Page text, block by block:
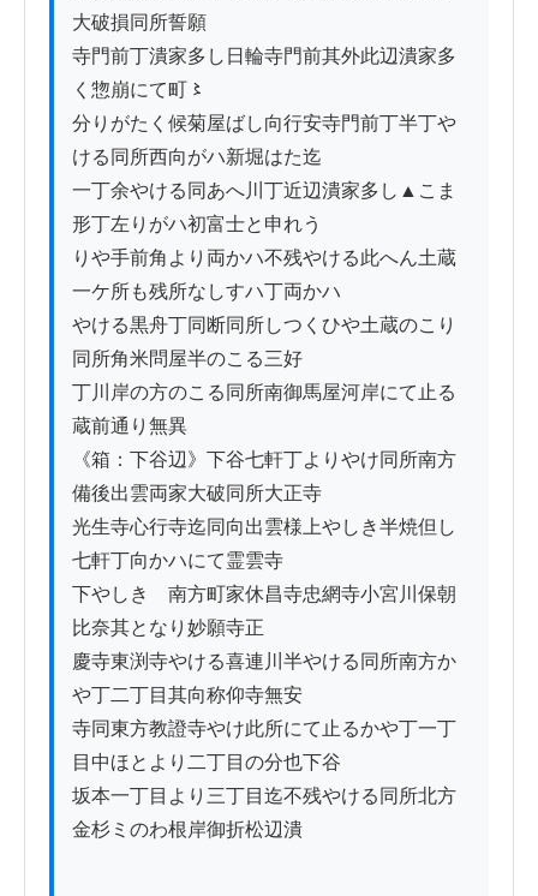
大破損同所誓願
寺門前丁潰家多し日輪寺門前其外此辺潰家多
く惣崩にて町〻
分りがたく候菊屋ばし向行安寺門前丁半丁や
ける同所西向がハ新堀はた迄
一丁余やける同あへ川丁近辺潰家多し▲こま
形丁左りがハ初富士と申れう
りや手前角より両かハ不残やける此へん土蔵
一ケ所も残所なしすハ丁両かハ
やける黒舟丁同断同所しつくひや土蔵のこり
同所角米問屋半のこる三好
丁川岸の方のこる同所南御馬屋河岸にて止る
蔵前通り無異
《箱：下谷辺》下谷七軒丁よりやけ同所南方
備後出雲両家大破同所大正寺
光生寺心行寺迄同向出雲様上やしき半焼但し
七軒丁向かハにて霊雲寺
下やしきゟ南方町家休昌寺忠網寺小宮川保朝
比奈其となり妙願寺正
慶寺東渕寺やける喜連川半やける同所南方か
や丁二丁目其向称仰寺無安
寺同東方教證寺やけ此所にて止るかや丁一丁
目中ほとより二丁目の分也下谷
坂本一丁目より三丁目迄不残やける同所北方
金杉ミのわ根岸御折松辺潰